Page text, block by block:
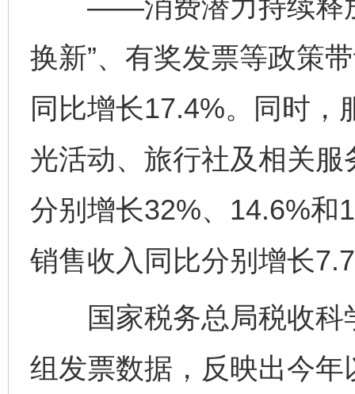
——消费潜力持续释放
换新”、有奖发票等政策
同比增长17.4%。同时，
光活动、旅行社及相关
分别增长32%、14.6%和
销售收入同比分别增长
国家税务总局税收科
组发票数据，反映出今